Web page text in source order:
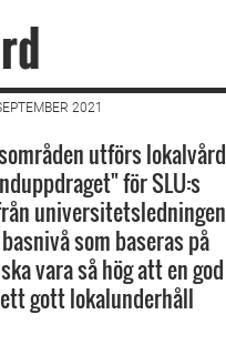
2021
utförs lokalvård
för SLU:s
universitetsledningen
som baseras på
vara så hög att en god
gott lokalunderhåll